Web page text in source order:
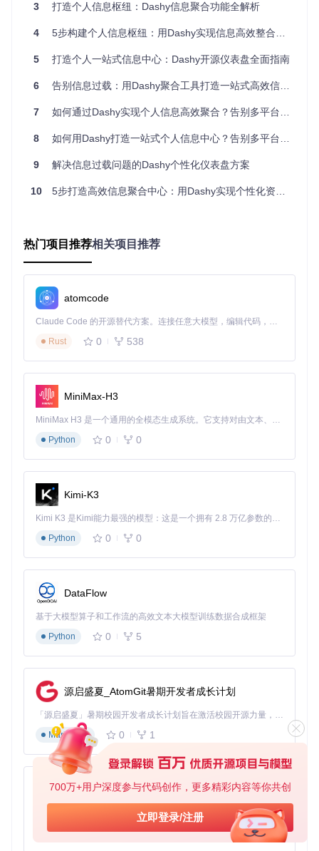
700万+用户深度参与代码创作，更多精彩内容等你共创
立即登录/注册
2. 高度个性化定制
根据你的兴趣和需求，自由选择订阅源，打造完全符合个人偏
习惯和兴趣不被追踪。
4. 美观直观的展示
升阅读体验。
5. 灵活的分类管理
Dashy的RSS聚合功能不仅仅是简单地显示文章列表，它还提
供了一系列智能特性，让信息获取更加高效：
智能内容处理
智能识别并显示文章配图，优化图片尺寸以适应界面
支持日期本地化显示，根据你的时区自动转换时间格式
个性化配置选项
通过简单的配置，你可以完全掌控资讯的呈现方式：
参数名
是
否
rssUrl
符
limit 否
10篇
orderB
串
排序方式：pubDat
特定排序
orderD
on
字
符
否
排序方向：desc
（降序）或 asc （升
序）
需要按时
间正序浏
parseL
布
尔
否 是否本地解析RSS
支持多种展示模式，适应不同使用场景：
标准视图：完整展示文章标题、摘要和图片
紧凑视图：仅显示标题和发布时间，适合信息密集浏览
极简视图：只展示标题，适合快速扫描
实践指南：五步打造个人资讯中心 🚀
现在，让我们通过五个简单步骤，在Dashy中配置你的专属资
3 打造个人信息枢纽：Dashy信息聚合功能全解析
4 5步构建个人信息枢纽：用Dashy实现信息高效整合与智能管理
5 打造个人一站式信息中心：Dashy开源仪表盘全面指南
6 告别信息过载：用Dashy聚合工具打造一站式高效信息管理中心
7 如何通过Dashy实现个人信息高效聚合？告别多平台切换的5个实用技巧
8 如何用Dashy打造一站式个人信息中心？告别多平台切换的烦恼
9 解决信息过载问题的Dashy个性化仪表盘方案
10 5步打造高效信息聚合中心：用Dashy实现个性化资讯流管理
热门项目推荐相关项目推荐
atomcode
Claude Code 的开源替代方案。连接任意大模型，编辑代码，运行命令，自动验证 — 全自动执行。用 Rust 构建，极致性能。 ｜ An open-source alternative to Claude Code. Connect any LLM, edit code, run commands, and verify changes — autonomously. Built in Rust for speed. Get Started
Rust
0 538
MiniMax-H3
MiniMax H3 是一个通用的全模态生成系统。它支持对由文本、图像、视频和音频组成的多模态上下文进行统一理解，并能生成分辨率高达 2K、时长可达 15 秒的带原生立体声音频的视频。得益于面向任务泛化的系统设计，H3 在预训练阶段就已具备广泛的多模态上下文理解与生成能力，能够出色地执行复杂的多模态指令。
Python
0 0
Kimi-K3
Kimi K3 是Kimi能力最强的模型：这是一个拥有 2.8 万亿参数的混合专家（MoE）模型，具备原生视觉理解能力，并支持 100 万 token 的上下文窗口。
Python
0 0
DataFlow
基于大模型算子和工作流的高效文本大模型训练数据合成框架
Python
0 5
源启盛夏_AtomGit暑期开发者成长计划
「源启盛夏」暑期校园开发者成长计划旨在激活校园开源力量，通过积分激励、认证扶持、资源倾斜等形式，引导高校组织和开发者完成「入驻 — 建项目 — 做贡献 — 获认证 — 得资源」的完整闭环。无论你是想带领社团入驻平台的组织者，还是希望用代码贡献证明自己的开发者，都能在这里找到属于你的成长路径。
Markdown
0 1
py-xiaozhi
基于Python的Xiaozhi AI，适用于想要完整Xiaozhi体验而无需拥有专用硬件的用户。
Python
0 1